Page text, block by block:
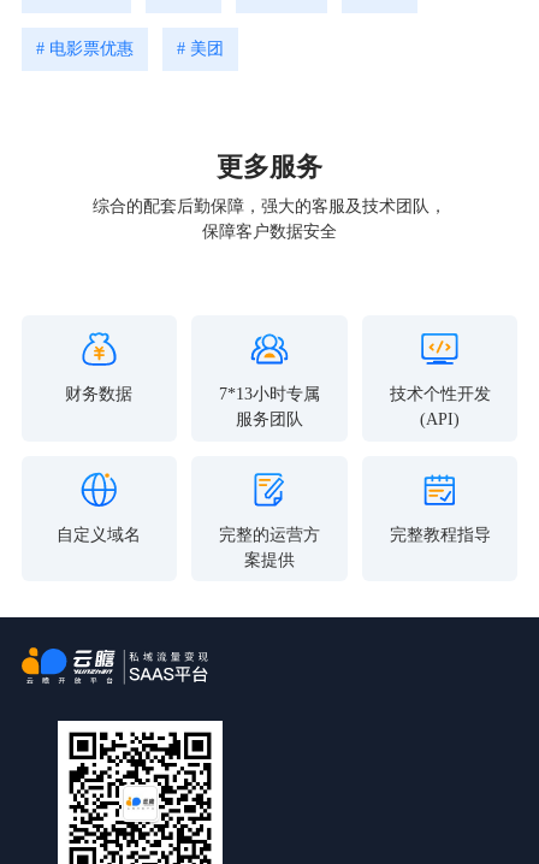
# 电影票优惠 # 美团
更多服务
综合的配套后勤保障，强大的客服及技术团队，
保障客户数据安全
财务数据
7*13小时专属
服务团队
技术个性开发
(API)
自定义域名
完整的运营方
案提供
完整教程指导